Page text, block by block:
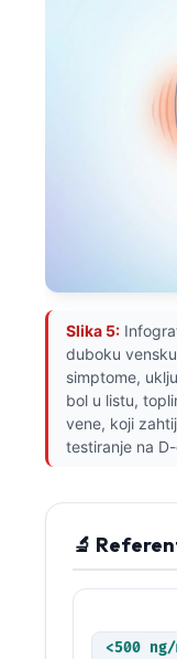
Slika 5:
duboku
simptome,
bol u listu,
vene, koji
testiranje na
🔬
<500
Latviešu
Македонски
Euskara
Gàidhlig
Occitan
Afrikaans
Монгол
ພາສາລາວ
Ślōnskŏ